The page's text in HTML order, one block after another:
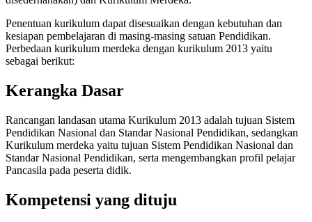
Penentuan kurikulum dapat disesuaikan dengan kebutuhan dan
kesiapan pembelajaran di masing-masing satuan Pendidikan.
Perbedaan kurikulum merdeka dengan kurikulum 2013 yaitu
sebagai berikut:
Kerangka Dasar
Rancangan landasan utama Kurikulum 2013 adalah tujuan Sistem
Pendidikan Nasional dan Standar Nasional Pendidikan, sedangkan
Kurikulum merdeka yaitu tujuan Sistem Pendidikan Nasional dan
Standar Nasional Pendidikan, serta mengembangkan profil pelajar
Pancasila pada peserta didik.
Kompetensi yang dituju